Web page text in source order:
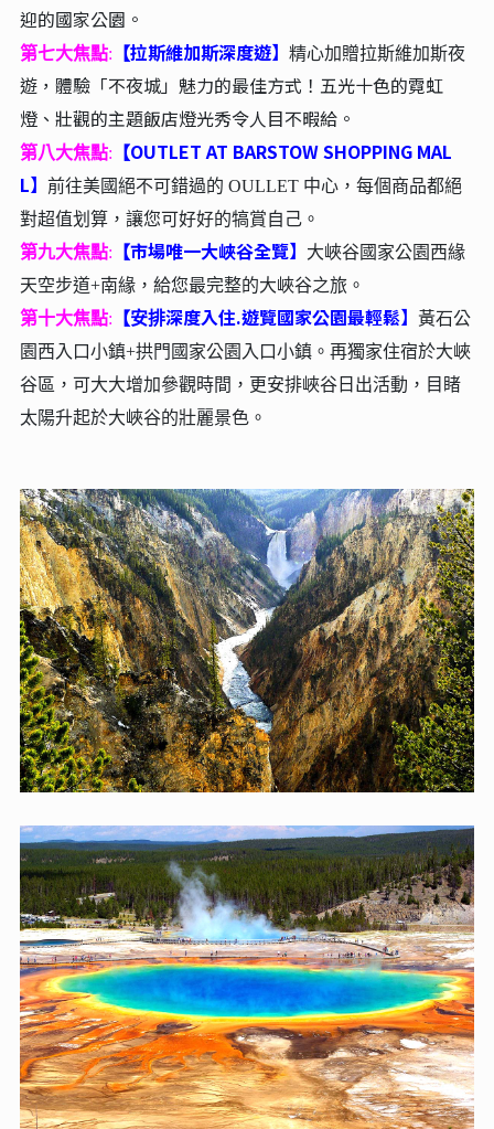
迎的國家公園。
第七大焦點: 【拉斯維加斯深度遊】 精心加贈拉斯維加斯夜
遊， 體驗「不夜城」 魅力的最佳方式！ 五光十色的霓虹
燈、 壯觀的主題飯店燈光秀令人目不暇給。
第八大焦點: 【OUTLET AT BARSTOW SHOPPING MAL
L】 前往美國絕不可錯過的 OULLET 中心，每個商品都絕
對超值划算，讓您可好好的犒賞自己。
第九大焦點: 【市場唯一大峽谷全覽】
大峽谷國家公園西緣
天空步道+南緣，給您最完整的大峽谷之旅。
第十大焦點: 【安排深度入住.遊覽國家公園最輕鬆】
黃石公
園西入口小鎮+拱門國家公園入口小鎮。再獨家住宿於大峽
谷區，可大大增加參觀時間，更安排峽谷日出活動，目睹
太陽升起於大峽谷的壯麗景色。